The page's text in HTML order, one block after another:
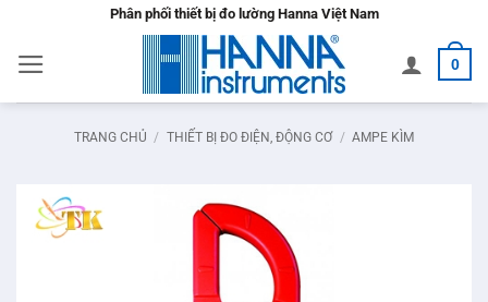
nội
dung
Phân phối thiết bị đo lường Hanna Việt Nam
0
TRANG CHỦ / THIẾT BỊ ĐO ĐIỆN, ĐỘNG CƠ / AMPE KÌM